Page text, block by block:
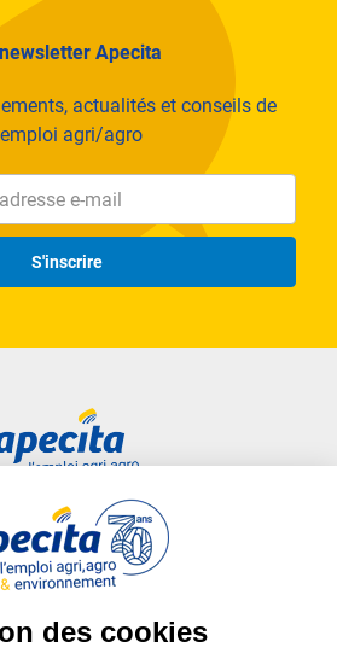
Apecita
actualités et conseils de
agri/agro
S'inscrire
Liens utiles
Plan du site